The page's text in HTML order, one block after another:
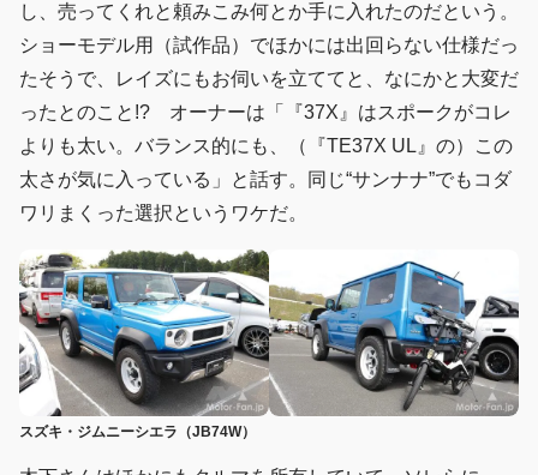
し、売ってくれと頼みこみ何とか手に入れたのだという。
ショーモデル用（試作品）でほかには出回らない仕様だっ
たそうで、レイズにもお伺いを立ててと、なにかと大変だ
ったとのこと!? オーナーは「『37X』はスポークがコレ
よりも太い。バランス的にも、（『TE37X UL』の）この
太さが気に入っている」と話す。同じ“サンナナ”でもコダ
ワリまくった選択というワケだ。
スズキ・ジムニーシエラ（JB74W）